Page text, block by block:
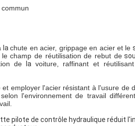
lachute en acier, grippage en acier et le
champ de réutilisation de rebut de
de la voiture, raffinant et
employer l'acier résistant à l'usure de
l'environnement de travail
pilote de contrôle hydraulique réduit